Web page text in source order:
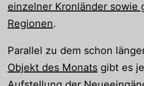
einzelner Kronländer sowie
Regionen.
Parallel zu dem schon
Objekt des Monats gibt es